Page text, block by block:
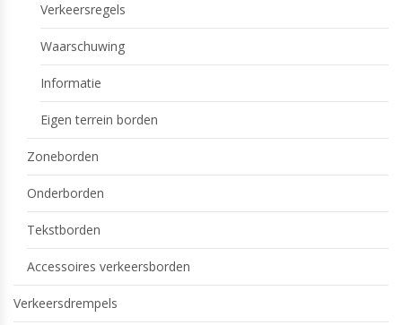
Verkeersregels
Waarschuwing
Informatie
Eigen terrein borden
Zoneborden
Onderborden
Tekstborden
Accessoires verkeersborden
Verkeersdrempels